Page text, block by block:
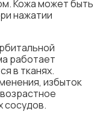
Кожа может быть
нажатии
работает
в тканях.
избыток
сосудов.